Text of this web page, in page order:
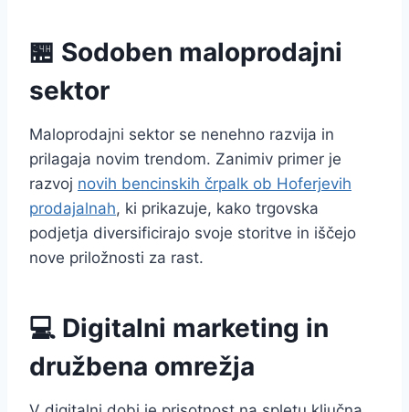
🏪 Sodoben maloprodajni
sektor
Maloprodajni sektor se nenehno razvija in
prilagaja novim trendom. Zanimiv primer je
razvoj novih bencinskih črpalk ob Hoferjevih
prodajalnah, ki prikazuje, kako trgovska
podjetja diversificirajo svoje storitve in iščejo
nove priložnosti za rast.
💻 Digitalni marketing in
družbena omrežja